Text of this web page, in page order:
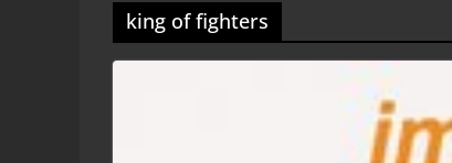
king of fighters